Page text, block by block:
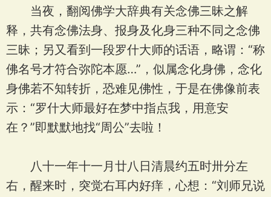
当夜，翻阅佛学大辞典有关念佛三昧之解
释，共有念佛法身、报身及化身三种不同之念佛
三昧；另又看到一段罗什大师的话语，略谓：“称
佛名号才符合弥陀本愿…”，似属念化身佛，念化
身佛若不知转折，恐难见佛性，于是在佛像前表
示：“罗什大师最好在梦中指点我，用意安
在？”即默默地找“周公”去啦！
八十一年十一月廿八日清晨约五时卅分左
右，醒来时，突觉右耳内好痒，心想：“刘师兄说